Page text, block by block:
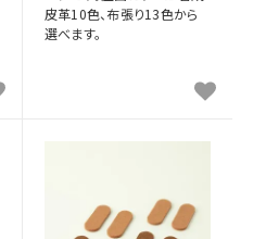
皮革10色、布張り13色から
選べます。